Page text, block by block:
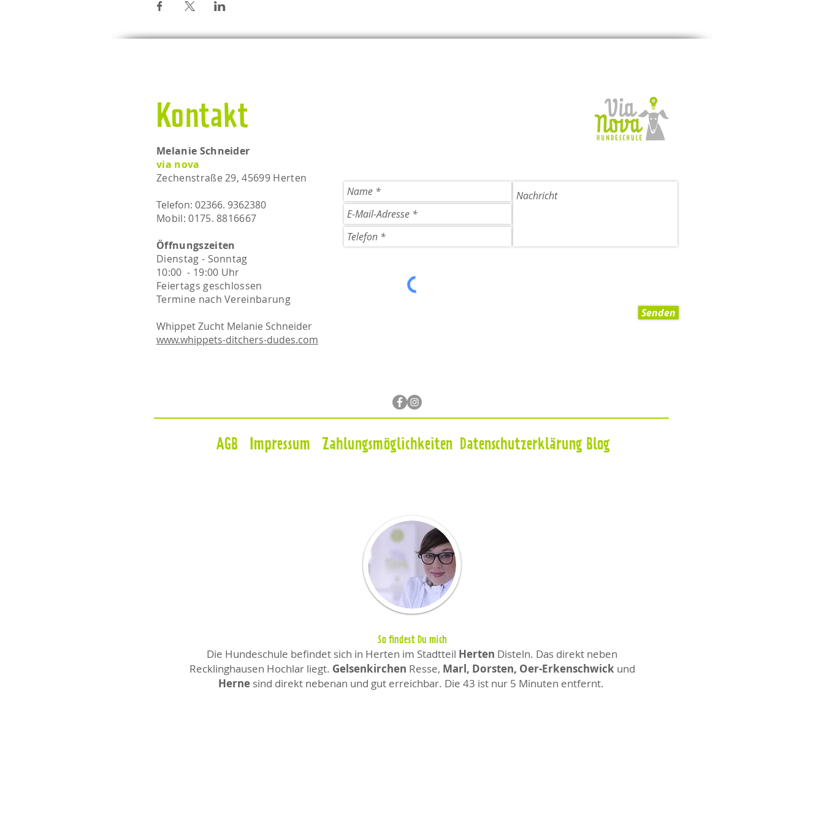
Kontakt
Melanie Schneider
via nova
Zechenstraße 29, 45699 Herten
Telefon: 02366. 9362380
Mobil: 0175. 8816667​​
Öffnungszeiten
Dienstag - Sonntag
10:00 - 19:00 Uhr
Feiertags geschlossen
Termine nach Vereinbarung
Whippet Zucht Melanie Schneider
www.whippets-ditchers-dudes.com
Senden
AGB Impressum Blog
Zahlungsmöglichkeiten Datenschutzerklärung
So findest Du mich
Die Hundeschule befindet sich in Herten im Stadtteil Herten Disteln. Das direkt neben
Recklinghausen Hochlar liegt. Gelsenkirchen Resse, Marl, Dorsten, Oer-Erkenschwick und
Hernesind direkt nebenan und gut erreichbar. Die 43 ist nur 5 Minuten entfernt.